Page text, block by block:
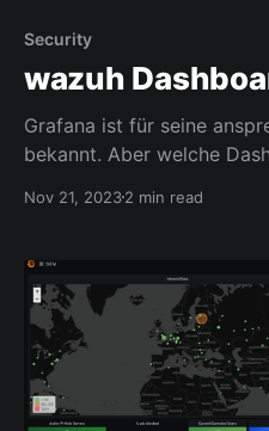
Security
wazuh
Grafana ist für seine
bekannt. Aber welche
letzte freie Version des
Forks von elasticsearch. Abgesehen von den Geo-
Karten gibt es natürlich
Nov 21, 20232 min read